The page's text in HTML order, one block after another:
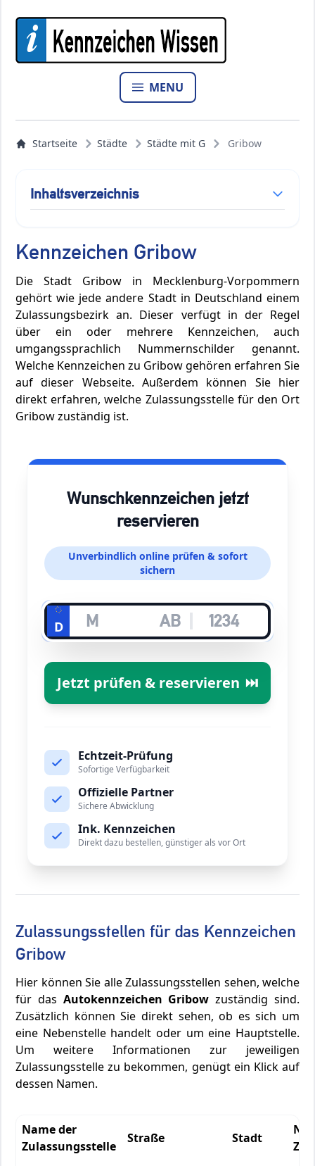
MENU
Startseite Städte Städte mit G Gribow
Kennzeichen Gribow
Die Stadt Gribow in Mecklenburg-Vorpommern
gehört wie jede andere Stadt in Deutschland einem
Zulassungsbezirk an. Dieser verfügt in der Regel
über ein oder mehrere Kennzeichen, auch
umgangssprachlich Nummernschilder genannt.
Welche Kennzeichen zu Gribow gehören erfahren Sie
auf dieser Webseite. Außerdem können Sie hier
direkt erfahren, welche Zulassungsstelle für den Ort
Gribow zuständig ist.
Wunschkennzeichen jetzt
reservieren
Unverbindlich online prüfen & sofort
sichern
D
Jetzt prüfen & reservieren ⏭️
Echtzeit-Prüfung
Sofortige Verfügbarkeit
Offizielle Partner
Sichere Abwicklung
Ink. Kennzeichen
Direkt dazu bestellen, günstiger als vor Ort
Zulassungsstellen für das Kennzeichen
Gribow
Hier können Sie alle Zulassungsstellen sehen, welche
für das Autokennzeichen Gribow zuständig sind.
Zusätzlich können Sie direkt sehen, ob es sich um
eine Nebenstelle handelt oder um eine Hauptstelle.
Um weitere Informationen zur jeweiligen
Zulassungsstelle zu bekommen, genügt ein Klick auf
dessen Namen.
Name der
Zulassungsstelle
Straße Stadt
Inhaltsverzeichnis